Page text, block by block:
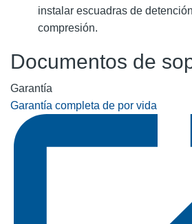
instalar escuadras de
compresión.
Documentos de
Garantía
Garantía completa de por vida